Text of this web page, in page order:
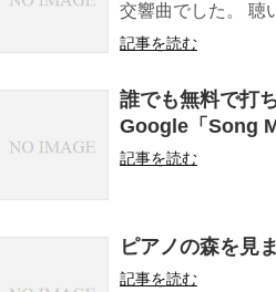
交響曲でした。 聴
記事を読む
誰でも無料で打
Google「Song
記事を読む
ピアノの森を見
記事を読む